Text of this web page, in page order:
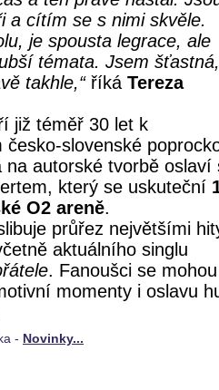
a cítím se s nimi skvěle.
je spousta legrace, ale
témata. Jsem
takhle,“říká Tereza
již téměř 30 let k
slovenské
na autorské tvorbě oslaví
který se uskuteční
O2 areně.
průřez největšími
aktuálního singlu
. Fanoušci se
momenty i oslavu
- Novinky...